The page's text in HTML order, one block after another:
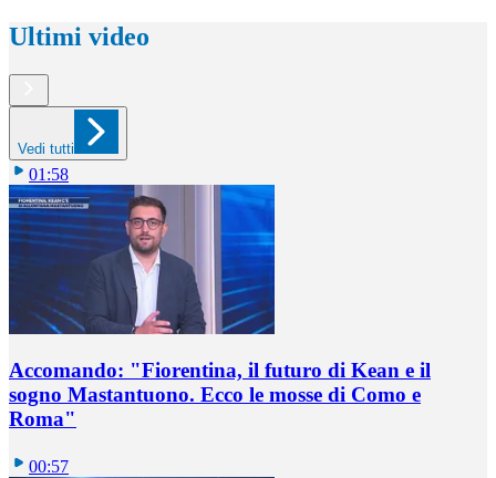
Ultimi video
Vedi tutti
01:58
Accomando: "Fiorentina, il futuro di Kean e il
sogno Mastantuono. Ecco le mosse di Como e
Roma"
00:57